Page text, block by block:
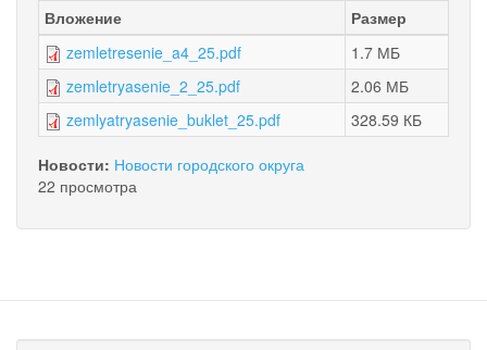
Вложение
Размер
zemletresenie_a4_25.pdf
1.7 МБ
zemletryasenie_2_25.pdf
2.06 МБ
zemlyatryasenie_buklet_25.pdf
328.59 КБ
Новости: Новости городского округа
22 просмотра